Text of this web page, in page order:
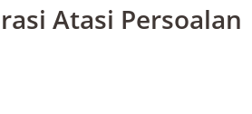
Atasi Persoalan